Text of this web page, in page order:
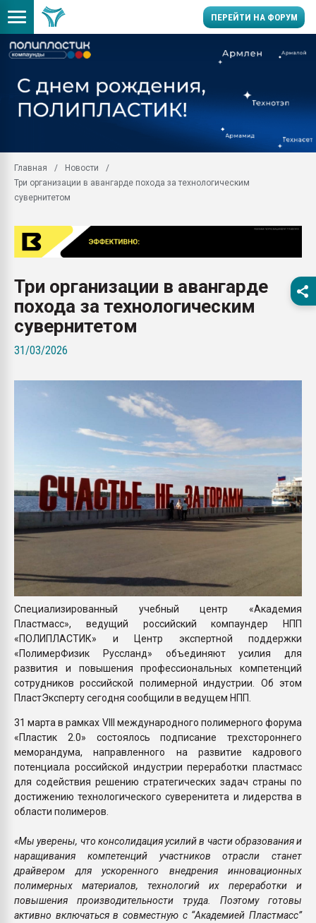
ПЕРЕЙТИ НА ФОРУМ
заводу пластмасс"
первый план в
28.07.2026
ситуацией на
ПЕРЕЙТИ НА
Главная
Новости
Три организации в авангарде похода за технологическим
сувернитетом
Три организации в авангарде
похода за технологическим
сувернитетом
31/03/2026
Специализированный учебный центр «Академия
Пластмасс», ведущий российский компаундер НПП
«ПОЛИПЛАСТИК» и Центр экспертной поддержки
«ПолимерФизик Руссланд» объединяют усилия для
развития и повышения профессиональных компетенций
сотрудников российской полимерной индустрии. Об этом
ПластЭксперту сегодня сообщили в ведущем НПП.
31 марта в рамках VIII международного полимерного форума
«Пластик 2.0» состоялось подписание трехстороннего
меморандума, направленного на развитие кадрового
потенциала российской индустрии переработки пластмасс
для содействия решению стратегических задач страны по
достижению технологического суверенитета и лидерства в
области полимеров.
«Мы уверены, что консолидация усилий в части образования и
наращивания компетенций участников отрасли станет
драйвером для ускоренного внедрения инновационных
полимерных материалов, технологий их переработки и
повышения производительности труда. Поэтому готовы
активно включаться в совместную с “Академией Пластмасс”